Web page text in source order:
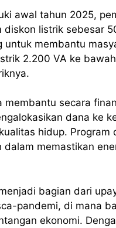
awal tahun 2025,
diskon listrik sebesar
untuk membantu
2.200 VA ke
membantu secara
dana ke
hidup. Program
dalam memastikan
bagian dari
pandemi, di mana
ekonomi.